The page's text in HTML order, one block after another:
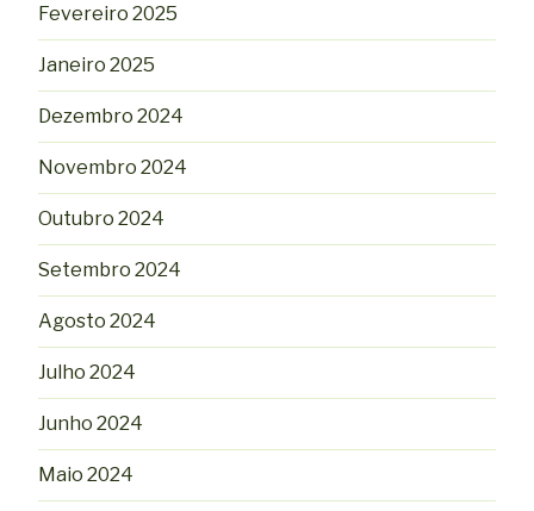
Fevereiro 2025
Janeiro 2025
Dezembro 2024
Novembro 2024
Outubro 2024
Setembro 2024
Agosto 2024
Julho 2024
Junho 2024
Maio 2024